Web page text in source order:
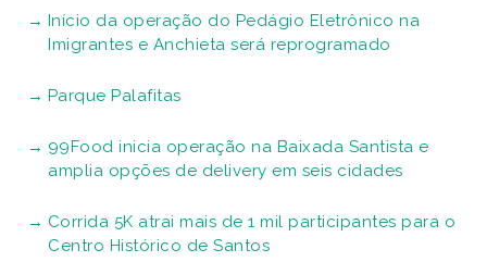
Início da operação do Pedágio Eletrônico na
Imigrantes e Anchieta será reprogramado
Parque Palafitas
99Food inicia operação na Baixada Santista e
amplia opções de delivery em seis cidades
Corrida 5K atrai mais de 1 mil participantes para o
Centro Histórico de Santos